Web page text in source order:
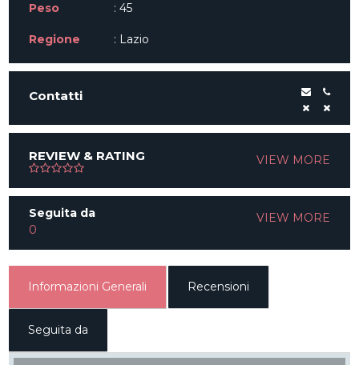
Peso : 45
Regione : Lazio
Contatti
REVIEW & RATING VIEW MORE
Seguita da
0
VIEW MORE
Informazioni Generali Recensioni
Seguita da